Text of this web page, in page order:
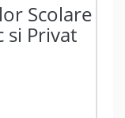
Scolare
si Privat